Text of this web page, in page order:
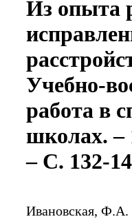
Из опыта
Учебно-
работа в
школах. –
– С. 132-
Ивановская, Ф.А.